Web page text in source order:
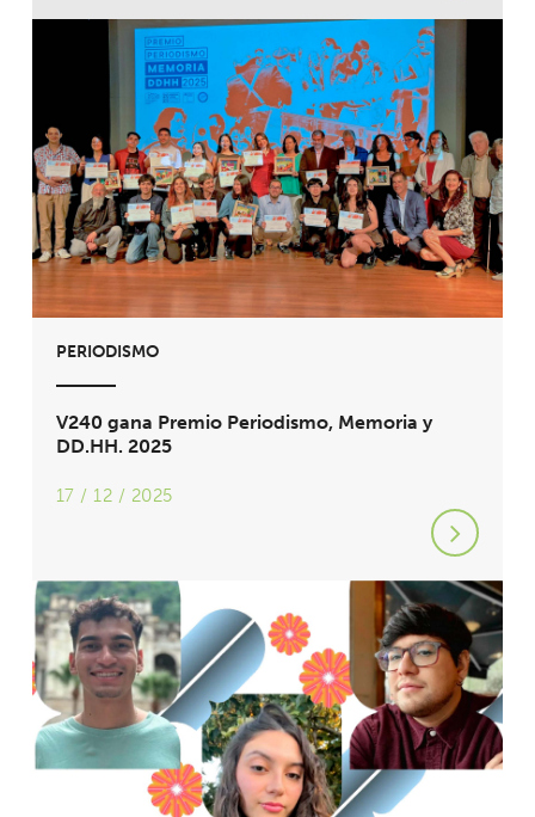
PERIODISMO
V240 gana Premio Periodismo, Memoria y
DD.HH. 2025
17 / 12 / 2025